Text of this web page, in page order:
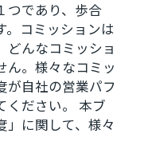
つであり、歩合
。コミッションは
どんなコミッショ
ん。様々なコミッ
が自社の営業パフ
ください。 本ブ
」に関して、様々